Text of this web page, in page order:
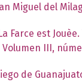
Miguel del
Farce est
III,
de